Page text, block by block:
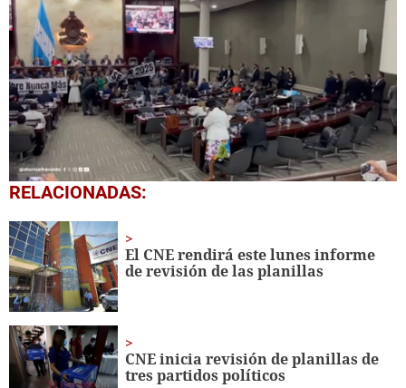
0
seconds
1
minute,
51
seconds
RELACIONADAS:
El CNE rendirá este lunes informe
de revisión de las planillas
CNE inicia revisión de planillas de
tres partidos políticos